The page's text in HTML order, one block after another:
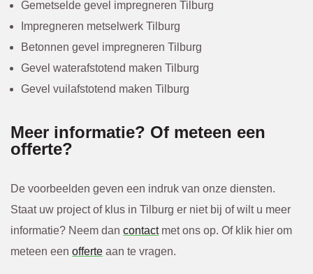
Gemetselde gevel impregneren Tilburg
Impregneren metselwerk Tilburg
Betonnen gevel impregneren Tilburg
Gevel waterafstotend maken Tilburg
Gevel vuilafstotend maken Tilburg
Meer informatie? Of meteen een
offerte?
De voorbeelden geven een indruk van onze diensten.
Staat uw project of klus in Tilburg er niet bij of wilt u meer
informatie? Neem dan contactmet ons op. Of klik hier om
meteen een offerte aan te vragen.